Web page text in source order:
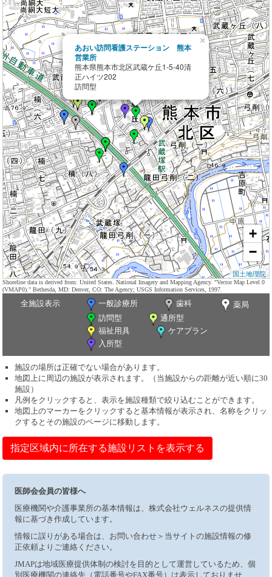
あおい訪問看護ステーション 熊本
営業所
熊本県熊本市北区武蔵ケ丘1-5-40清
正ハイツ202
訪問型
×
+
−
国土地理院
Shoreline data is derived from: United States. National Imagery and Mapping Agency. "Vector Map Level 0
(VMAP0)." Bethesda, MD: Denver, CO: The Agency; USGS Information Services, 1997.
全施設表示 一般診療所 歯科
薬局
訪問型
通所型
福祉用具
ケアプラン
入所型
施設の場所は正確でない場合があります。
地図上に周辺の施設が表示されます。（当施設からの距離が近い順に30
施設）
凡例をクリックすると、表示を施設種類で絞り込むことができます。
地図上のマーカーをクリックすると基本情報が表示され、名称をクリッ
クするとその施設のページに移動します。
指定区域内に所在する施設リストを表示する
医師会会員の皆様へ
医療機関や介護事業所の基本情報は、株式会社ウェルネスの提供情
報に基づき作成しています。
情報に誤りがある場合は、お問い合わせ＞当サイトの施設情報の修
正依頼よりご連絡ください。
JMAPは地域医療提供体制の検討を目的として運営しているため、個
別医療機関の連絡先（電話番号やFAX番号）は表示しておりませ